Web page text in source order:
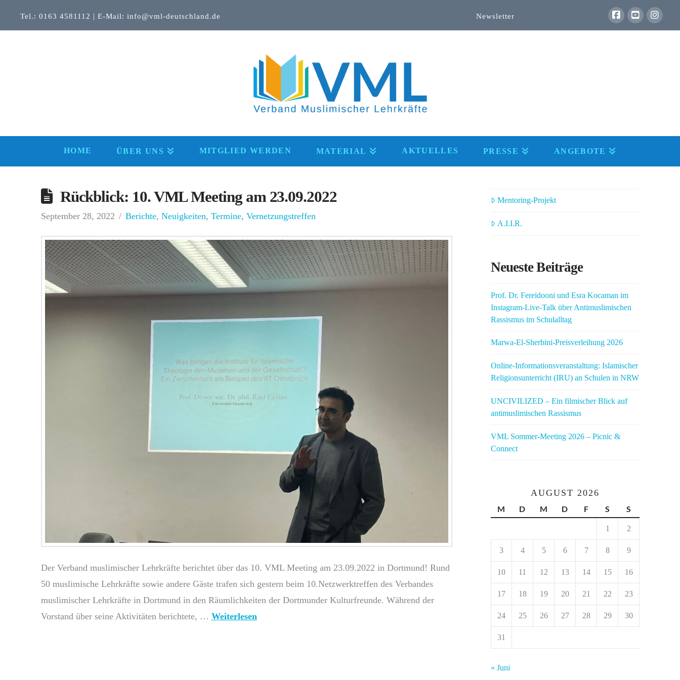
Tel.: 0163 4581112 | E-Mail: info@vml-deutschland.de Newsletter
HOME ÜBER UNS MITGLIED WERDEN MATERIAL AKTUELLES PRESSE ANGEBOTE
Rückblick: 10. VML Meeting am 23.09.2022
September 28, 2022 Berichte, Neuigkeiten, Termine, Vernetzungstreffen
Der Verband muslimischer Lehrkräfte berichtet über das 10. VML Meeting am 23.09.2022 in Dortmund! Rund
50 muslimische Lehrkräfte sowie andere Gäste trafen sich gestern beim 10.Netzwerktreffen des Verbandes
muslimischer Lehrkräfte in Dortmund in den Räumlichkeiten der Dortmunder Kulturfreunde. Während der
Vorstand über seine Aktivitäten berichtete, … Weiterlesen
Mentoring-Projekt
A.I.I.R.
Neueste Beiträge
Prof. Dr. Fereidooni und Esra Kocaman im
Instagram-Live-Talk über Antimuslimischen
Rassismus im Schulalltag
Marwa-El-Sherbini-Preisverleihung 2026
Online-Informationsveranstaltung: Islamischer
Religionsunterricht (IRU) an Schulen in NRW
UNCIVILIZED – Ein filmischer Blick auf
antimuslimischen Rassismus
VML Sommer-Meeting 2026 – Picnic &
Connect
AUGUST 2026
M D M D F S S
1 2
3 4 5 6 7 8 9
10 11 12 13 14 15 16
17 18 19 20 21 22 23
24 25 26 27 28 29 30
31
« Juni